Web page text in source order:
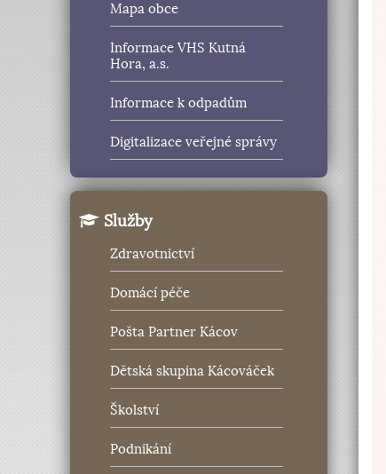
Mapa obce
Informace VHS Kutná
Hora, a.s.
Informace k odpadům
Digitalizace veřejné správy
Služby
Zdravotnictví
Domácí péče
Pošta Partner Kácov
Dětská skupina Kácováček
Školství
Podnikání